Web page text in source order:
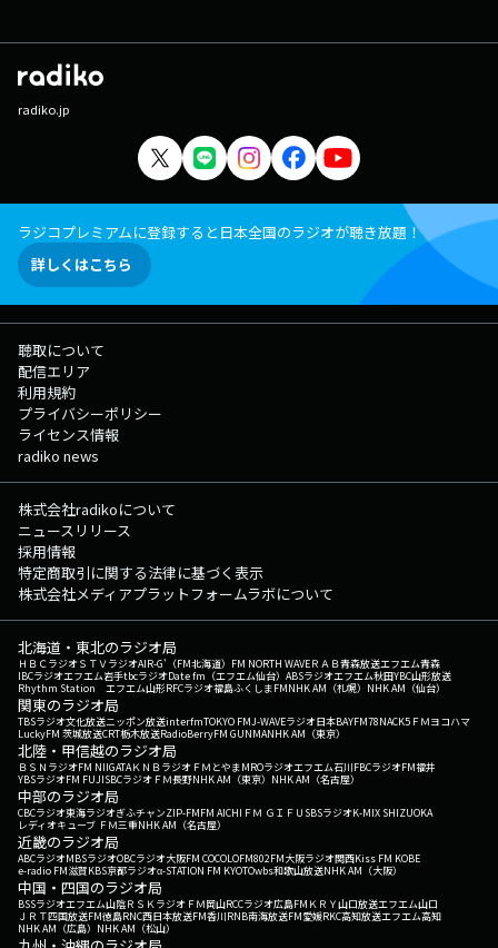
トは「@heso1242」
radiko.jp
ラジコプレミアムに登録すると日本全国のラジオが聴き放題！
詳しくはこちら
聴取について
配信エリア
利用規約
プライバシーポリシー
ライセンス情報
radiko news
株式会社radikoについて
ニュースリリース
採用情報
特定商取引に関する法律に基づく表示
株式会社メディアプラットフォームラボについて
北海道・東北のラジオ局
ＨＢＣラジオＳＴＶラジオAIR-G'（FM北海道） FM NORTH WAVEＲＡＢ青森放送エフエム青森
IBCラジオエフエム岩手tbcラジオDate fm（エフエム仙台） ABSラジオエフエム秋田YBC山形放送
Rhythm Station エフエム山形RFCラジオ福島ふくしまFMNHK AM（札幌） NHK AM（仙台）
関東のラジオ局
TBSラジオ文化放送ニッポン放送interfmTOKYO FMJ-WAVEラジオ日本BAYFM78NACK5 ＦＭヨコハマ
LuckyFM 茨城放送CRT栃木放送RadioBerryFM GUNMANHK AM（東京）
北陸・甲信越のラジオ局
ＢＳＮラジオFM NIIGATAＫＮＢラジオ ＦＭとやまMROラジオエフエム石川FBCラジオFM福井
YBSラジオFM FUJISBCラジオ ＦＭ長野NHK AM（東京） NHK AM（名古屋）
中部のラジオ局
CBCラジオ東海ラジオぎふチャンZIP-FMFM AICHI ＦＭ ＧＩＦＵ SBSラジオK-MIX SHIZUOKA
レディオキューブ ＦＭ三重NHK AM（名古屋）
近畿のラジオ局
ABCラジオMBSラジオOBCラジオ大阪FM COCOLOFM802FM大阪ラジオ関西Kiss FM KOBE
e-radio FM滋賀KBS京都ラジオα-STATION FM KYOTOwbs和歌山放送NHK AM（大阪）
中国・四国のラジオ局
BSSラジオエフエム山陰ＲＳＫラジオ ＦＭ岡山RCCラジオ広島FM ＫＲＹ山口放送エフエム山口
ＪＲＴ四国放送FM徳島RNC西日本放送FM香川RNB南海放送FM愛媛RKC高知放送エフエム高知
NHK AM（広島） NHK AM（松山）